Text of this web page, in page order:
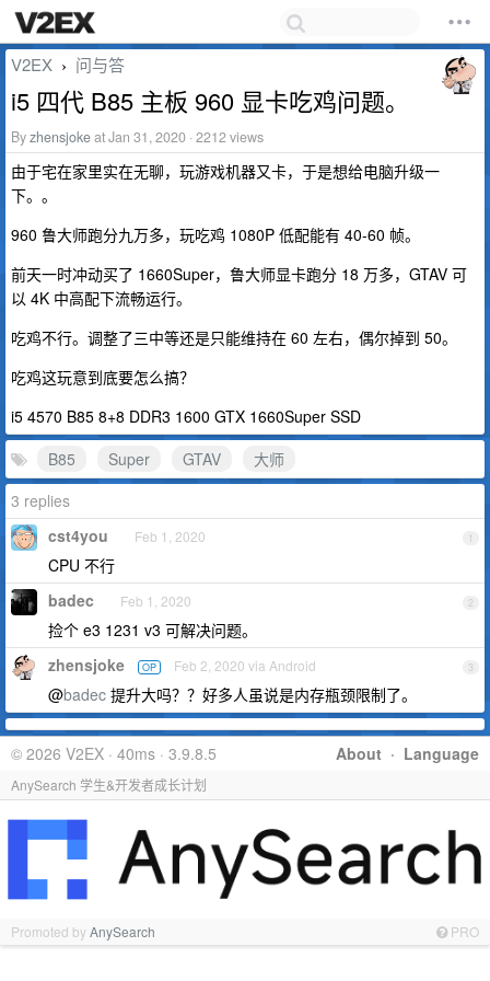
V2EX › 问与答
i5 四代 B85 主板 960 显卡吃鸡问题。
Byzhensjokeat Jan 31, 2020 · 2212 views
由于宅在家里实在无聊，玩游戏机器又卡，于是想给电脑升级一
下。。
960 鲁大师跑分九万多，玩吃鸡 1080P 低配能有 40-60 帧。
前天一时冲动买了 1660Super，鲁大师显卡跑分 18 万多，GTAV 可
以 4K 中高配下流畅运行。
吃鸡不行。调整了三中等还是只能维持在 60 左右，偶尔掉到 50。
吃鸡这玩意到底要怎么搞？
i5 4570 B85 8+8 DDR3 1600 GTX 1660Super SSD
B85
Super GTAV
大师
3 replies
1
cst4you Feb 1, 2020
CPU 不行
2
badec Feb 1, 2020
捡个 e3 1231 v3 可解决问题。
3
zhensjoke OP Feb 2, 2020 via Android
@badec 提升大吗？？好多人虽说是内存瓶颈限制了。
About · Language
© 2026 V2EX · 40ms · 3.9.8.5
AnySearch 学生&开发者成长计划
Promoted byAnySearch PRO